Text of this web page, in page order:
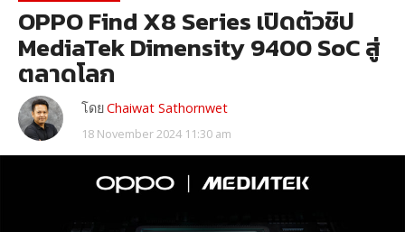
OPPO Find X8 Series เปิดตัวชิป
MediaTek Dimensity 9400 SoC สู่
ตลาดโลก
โดยChaiwat Sathornwet
18 November 2024 11:30 am